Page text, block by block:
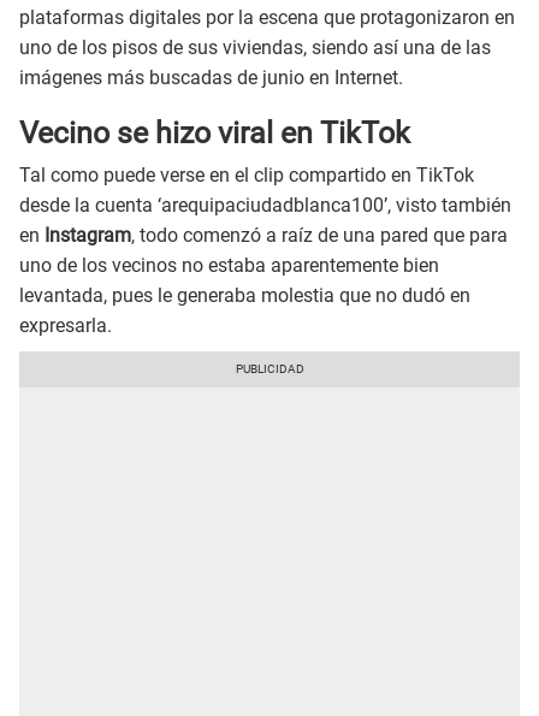
plataformas digitales por la escena que protagonizaron en
uno de los pisos de sus viviendas, siendo así una de las
imágenes más buscadas de junio en Internet.
Vecino se hizo viral en TikTok
Tal como puede verse en el clip compartido en TikTok
desde la cuenta ‘arequipaciudadblanca100’, visto también
en Instagram, todo comenzó a raíz de una pared que para
uno de los vecinos no estaba aparentemente bien
levantada, pues le generaba molestia que no dudó en
expresarla.